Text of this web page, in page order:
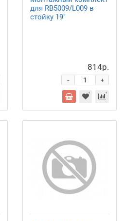
для RB5009/L009 в
стойку 19"
814р.
+
-